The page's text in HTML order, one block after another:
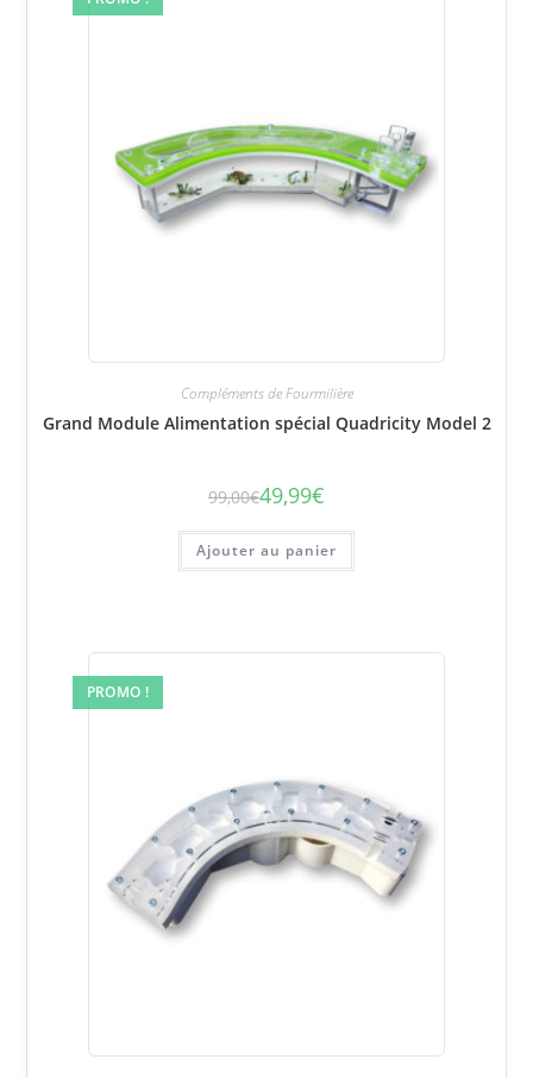
Compléments de Fourmilière
Grand Module Alimentation spécial Quadricity Model 2
99,00€ Le
initial
était :
99,00€.
49,99€
Le
actuel
est :
49,99€.
Ajouter au panier
PROMO !